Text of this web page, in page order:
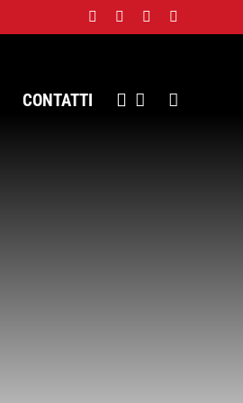
Facebook
TwitterInstagram
CONTATTI